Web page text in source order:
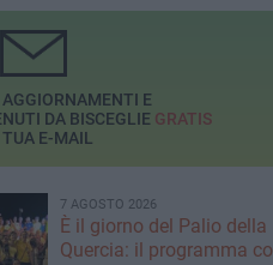
al Garibaldi
con l'ex PM
distrettuale
Palermo
AGGIORNAMENTI E
DA BISCEGLIE GRATIS
E-MAIL
7 AGOSTO 2026
È il giorno del Palio della
Quercia: il programma